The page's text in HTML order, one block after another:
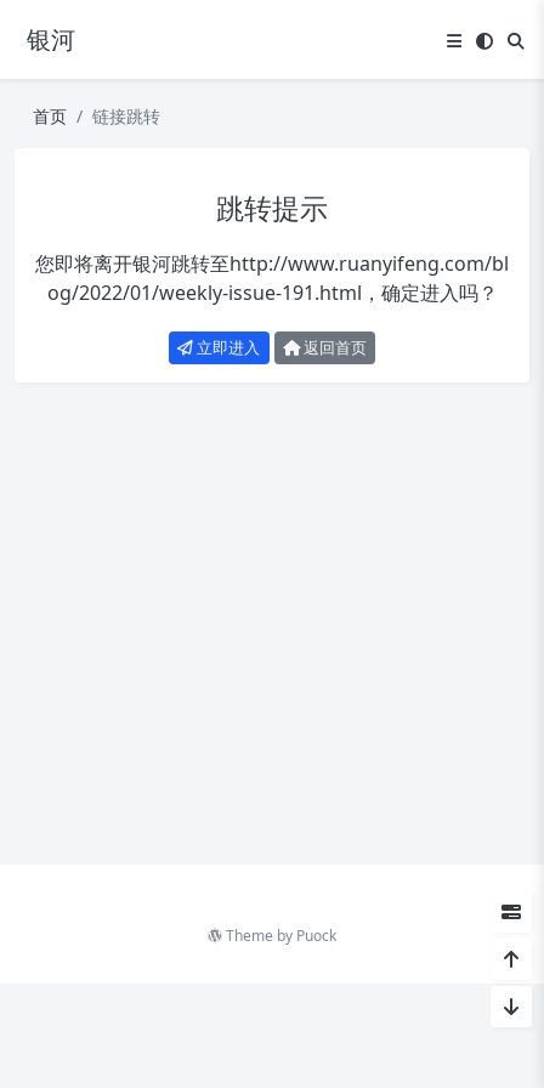
银河
首页 链接跳转
跳转提示
您即将离开银河跳转至http://www.ruanyifeng.com/bl
og/2022/01/weekly-issue-191.html ，确定进入吗？
立即进入 返回首页
Theme by Puock